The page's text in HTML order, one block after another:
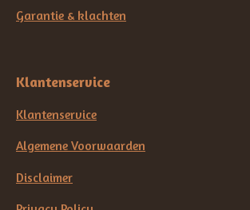
Garantie & klachten
Klantenservice
Klantenservice
Algemene Voorwaarden
Disclaimer